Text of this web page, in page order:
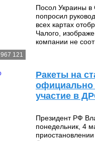
967 121
Посол Украины
попросил
всех картах
Чалого,
компании не
Ракеты на
официально
участие в
Президент РФ
понедельник, 4